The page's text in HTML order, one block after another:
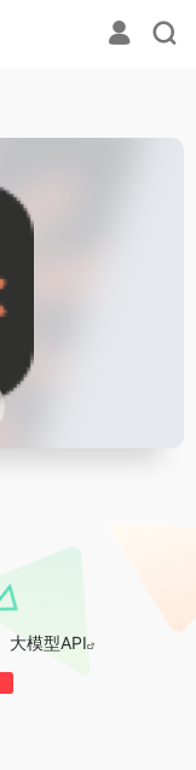
大模型API